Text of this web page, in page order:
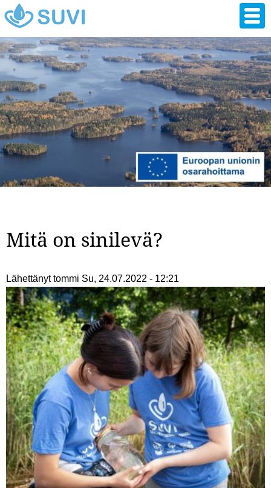
Hyppää
pääsisältöön
Mitä on sinilevä?
Lähettänyttommi Su, 24.07.2022 - 12:21